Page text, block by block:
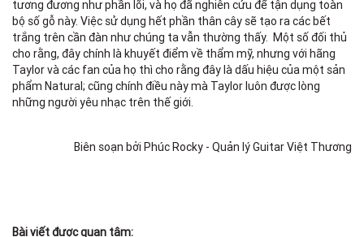
tương đương như phần lõi, và họ đã nghiên cứu để tận dụng toàn
bộ số gỗ này. Việc sử dụng hết phần thân cây sẽ tạo ra các bết
trắng trên cần đàn như chúng ta vẫn thường thấy. Một số đối thủ
cho rằng, đây chính là khuyết điểm về thẩm mỹ, nhưng với hãng
Taylor và các fan của họ thì cho rằng đây là dấu hiệu của một sản
phẩm Natural; cũng chính điều này mà Taylor luôn được lòng
những người yêu nhạc trên thế giới.
Biên soạn bởi Phúc Rocky - Quản lý Guitar Việt Thương
Bài viết được quan tâm: